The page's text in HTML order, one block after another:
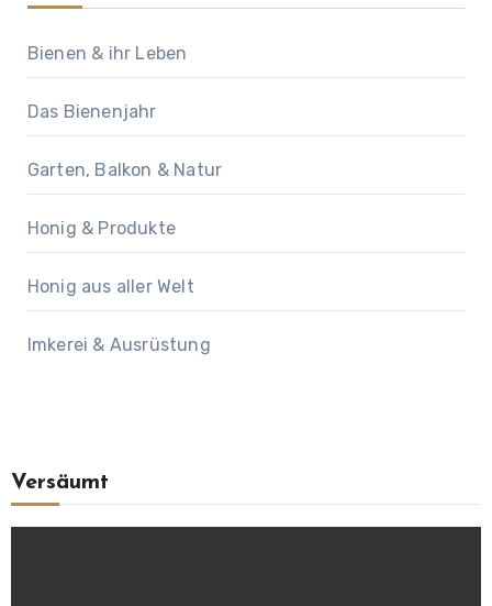
Bienen & ihr Leben
Das Bienenjahr
Garten, Balkon & Natur
Honig & Produkte
Honig aus aller Welt
Imkerei & Ausrüstung
Versäumt